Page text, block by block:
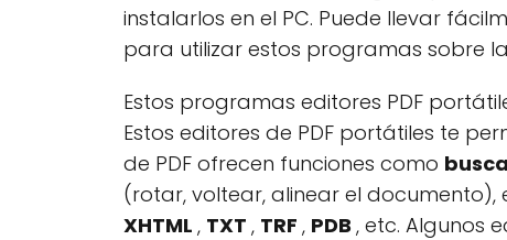
instalarlos en el PC. Puede llevar
para utilizar estos programas sobre
Estos programas editores PDF
Estos editores de PDF portátiles te
de PDF ofrecen funciones como
(rotar, voltear, alinear el documento),
XHTML , TXT , TRF , PDB , etc. Algunos